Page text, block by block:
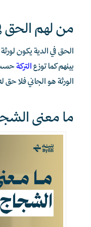
من لهم الحق
الحق في الدية يكون
بينهم كما توزعالتركةحسب
الورثة هو الجاني فلا حق
ما معنى